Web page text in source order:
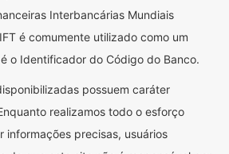
Interbancárias Mundiais
é comumente utilizado como um
o Identificador do Código do Banco.
possuem caráter
realizamos todo o esforço
informações precisas, usuários